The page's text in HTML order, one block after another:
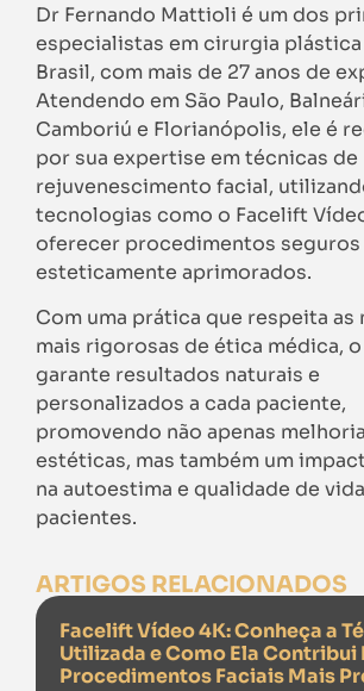
Dr Fernando Mattioli é um dos
especialistas em cirurgia
Brasil, com mais de 27 anos de
Atendendo em São Paulo,
Camboriú e Florianópolis, ele é
por sua expertise em técnicas de
rejuvenescimento facial,
tecnologias como o Facelift
oferecer procedimentos seguros
esteticamente aprimorados.
Com uma prática que respeita as
mais rigorosas de ética médica,
garante resultados naturais e
personalizados a cada paciente,
promovendo não apenas
estéticas, mas também um
na autoestima e qualidade de
pacientes.
ARTIGOS RELACIONADOS
Facelift Vídeo 4K: Conheça a
Utilizada e Como Ela Contribui
Procedimentos Faciais Mais